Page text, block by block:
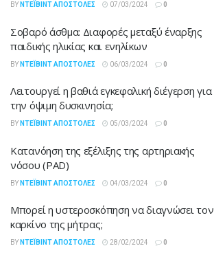
BY ΝΤΈΙΒΙΝΤ ΑΠΟΣΤΌΛΕΣ 07/03/2024 0
Σοβαρό άσθμα: Διαφορές μεταξύ έναρξης
παιδικής ηλικίας και ενηλίκων
BY ΝΤΈΙΒΙΝΤ ΑΠΟΣΤΌΛΕΣ 06/03/2024 0
Λειτουργεί η βαθιά εγκεφαλική διέγερση για
την όψιμη δυσκινησία;
BY ΝΤΈΙΒΙΝΤ ΑΠΟΣΤΌΛΕΣ 05/03/2024 0
Κατανόηση της εξέλιξης της αρτηριακής
νόσου (PAD)
BY ΝΤΈΙΒΙΝΤ ΑΠΟΣΤΌΛΕΣ 04/03/2024 0
Μπορεί η υστεροσκόπηση να διαγνώσει τον
καρκίνο της μήτρας;
BY ΝΤΈΙΒΙΝΤ ΑΠΟΣΤΌΛΕΣ 28/02/2024 0